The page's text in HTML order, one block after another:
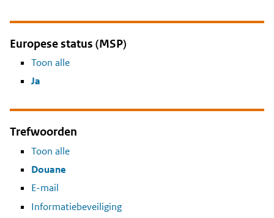
Europese status (MSP)
Toon alle
Ja
Trefwoorden
Toon alle
Douane
E-mail
Informatiebeveiliging